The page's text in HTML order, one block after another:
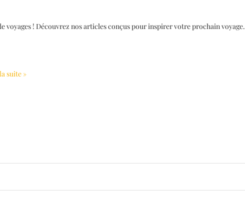
! Découvrez nos articles conçus pour inspirer votre prochain voyage.
suite »